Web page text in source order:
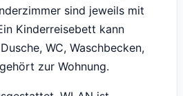
sind jeweils mit
Kinderreisebett kann
WC, Waschbecken,
zur Wohnung.